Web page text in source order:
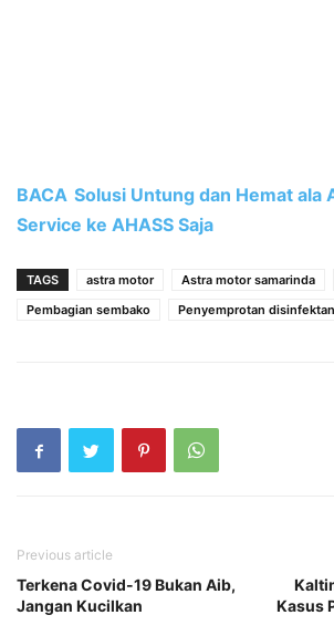
BACA Solusi Untung dan Hemat ala
Service ke AHASS Saja
TAGS astra motor Astra motor samarinda
Pembagian sembako
Penyemprotan disinfektan
Previous article
Terkena Covid-19 Bukan Aib,
Jangan Kucilkan
Kasus